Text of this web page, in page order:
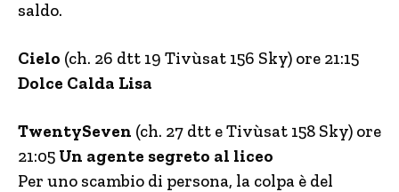
saldo.
Cielo (ch. 26 dtt 19 Tivùsat 156 Sky) ore 21:15
Dolce Calda Lisa
TwentySeven (ch. 27 dtt e Tivùsat 158 Sky) ore
21:05 Un agente segreto al liceo
Per uno scambio di persona, la colpa è del